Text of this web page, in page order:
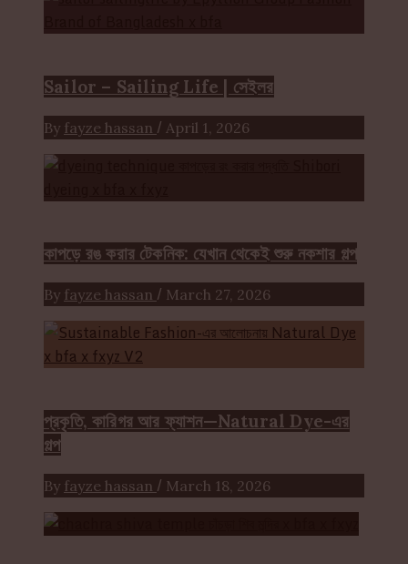
Sailor – Sailing Life | সেইলর
By fayze hassan / April 1, 2026
কাপড়ে রঙ করার টেকনিক: যেখান থেকেই শুরু নকশার গল্প
By fayze hassan / March 27, 2026
প্রকৃতি, কারিগর আর ফ্যাশন—Natural Dye-এর
গল্প
By fayze hassan / March 18, 2026